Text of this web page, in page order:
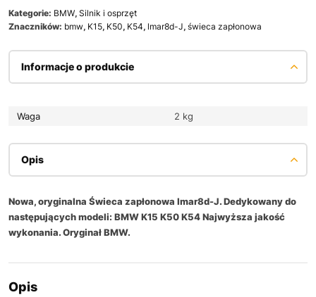
Kategorie: BMW, Silnik i osprzęt
Znaczników: bmw, K15, K50, K54, lmar8d-J, świeca zapłonowa
Informacje o produkcie
Waga 2 kg
Opis
Nowa, oryginalna Świeca zapłonowa lmar8d-J. Dedykowany do
następujących modeli: BMW K15 K50 K54 Najwyższa jakość
wykonania. Oryginał BMW.
Opis